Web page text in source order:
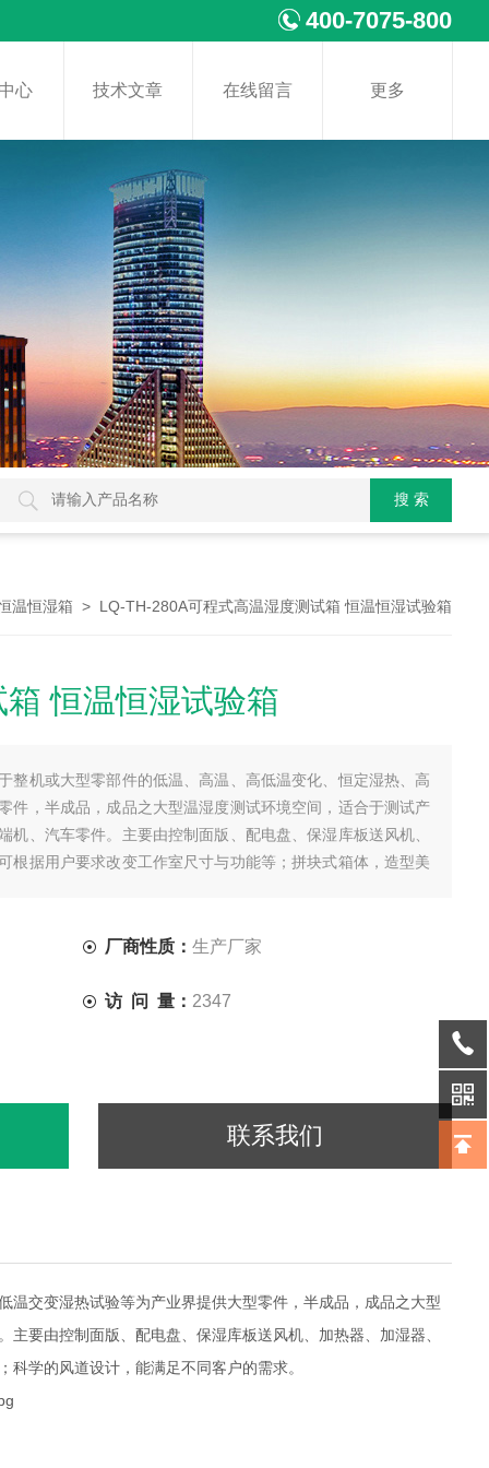
400-7075-800
心 技术文章 在线留言 更多
温恒湿箱 > LQ-TH-280A可程式高温湿度测试箱 恒温恒湿试验箱
恒温恒湿试验箱
整机或大型零部件的低温、高温、高低温变化、恒定湿热、高
件，半成品，成品之大型温湿度测试环境空间，适合于测试产
机、汽车零件。主要由控制面版、配电盘、保湿库板送风机、
根据用户要求改变工作室尺寸与功能等；拼块式箱体，造型美
厂商性质：生产厂家
访 问 量： 2347
联系我们
交变湿热试验等为产业界提供大型零件，半成品，成品之大型
要由控制面版、配电盘、保湿库板送风机、加热器、加湿器、
学的风道设计，能满足不同客户的需求。